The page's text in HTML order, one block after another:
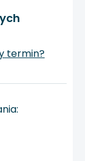
termin?